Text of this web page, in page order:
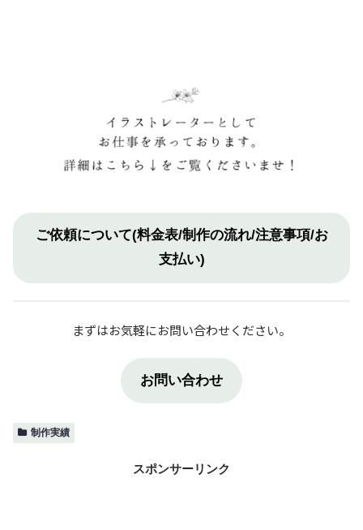
ご依頼について(料金表/制作の流れ/注意事項/お
支払い)
まずはお気軽にお問い合わせください。
お問い合わせ
制作実績
スポンサーリンク